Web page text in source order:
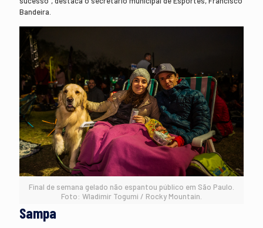
Bandeira.
Final de semana gelado não espantou público em São Paulo.
Foto: Wladimir Togumi / Rocky Mountain.
Sampa